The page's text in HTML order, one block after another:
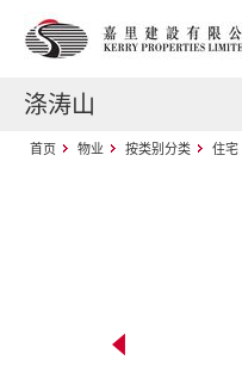
涤涛山
首页 物业 按类别分类 住宅